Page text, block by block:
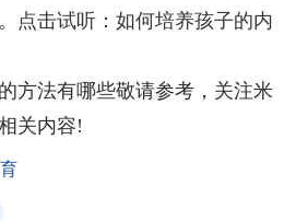
点击试听：如何培养孩子的内
方法有哪些敬请参考，关注米
关内容!